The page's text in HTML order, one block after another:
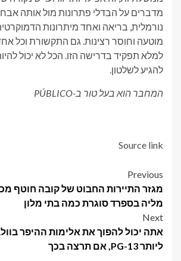
מדברים על הבדלי פתרונות מול אותה
נורמלית, בריאה ואחד מיתרונות
מוטעה וחוסר רצינות. גם התקשורת וכל
למלא תפקיד בדרישה הזו. הכל לא יכול
להגיע לשלטון.
המחבר הוא בעל טור ב-PÚBLICO
Source link
Post
navigation
Previous
מגזר התיירות החבוט של קובה חוטף
מליה בספרד סוגרת כמה בתי מלון
Next
אתה יכול להפוך את אלימות ההיפר
ליותר PG-13, אם תרצה בכך